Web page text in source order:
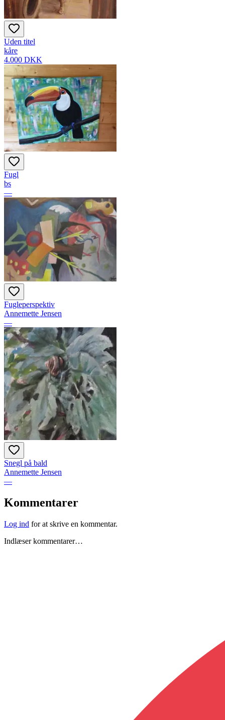
Uden titel
kåre
4.000 DKK
Fugl
bs
—
Fugleperspektiv
Annemette Jensen
—
Snegl på bald
Annemette Jensen
—
Kommentarer
Log ind for at skrive en kommentar.
Indlæser kommentarer…